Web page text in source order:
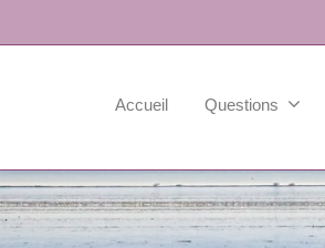
Accueil Questions